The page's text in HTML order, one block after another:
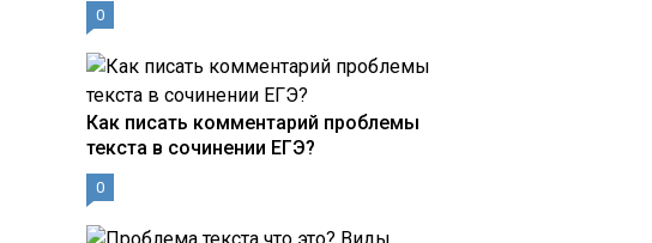
0
Как писать комментарий проблемы
текста в сочинении ЕГЭ?
0